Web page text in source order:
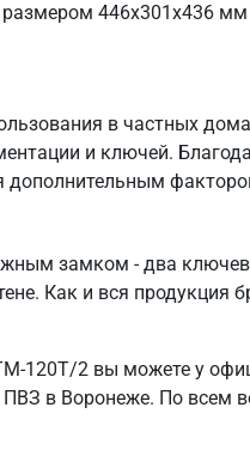
446х301х436
в частных
и ключей.
дополнительным
замком - два
Как и вся продукция
120T/2 вы можете у
в Воронеже. По всем